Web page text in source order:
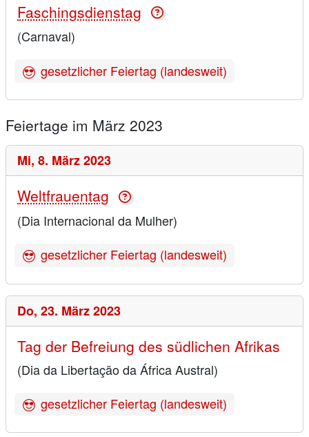
Faschingsdienstag
(Carnaval)
gesetzlicher Feiertag (landesweit)
Feiertage im März 2023
Mi, 8. März 2023
Weltfrauentag
(Dia Internacional da Mulher)
gesetzlicher Feiertag (landesweit)
Do, 23. März 2023
Tag der Befreiung des südlichen Afrikas
(Dia da Libertação da África Austral)
gesetzlicher Feiertag (landesweit)